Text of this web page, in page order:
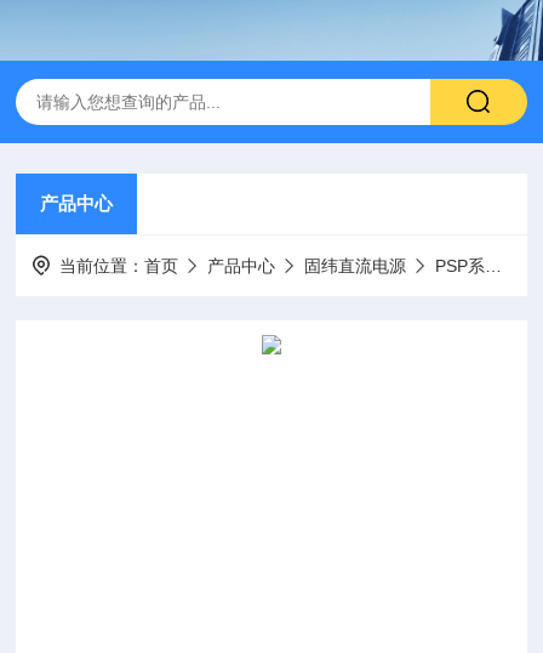
产品中心
当前位置：首页 产品中心 固纬直流电源 PSP系列（开关式）可编程单通道直流电源